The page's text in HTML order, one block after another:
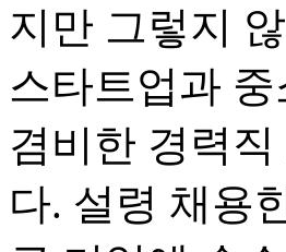
지만 그렇지
스타트업과
겸비한 경력
다. 설령 채용